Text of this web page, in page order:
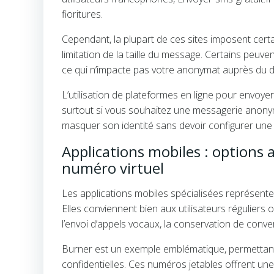
fioritures.
Cependant, la plupart de ces sites imposent
limitation de la taille du message. Certains
ce qui n’impacte pas votre anonymat auprès du
L’utilisation de plateformes en ligne pour
surtout si vous souhaitez une messagerie
masquer son identité sans devoir configurer
Applications mobiles : options
numéro virtuel
Les applications mobiles spécialisées
Elles conviennent bien aux utilisateurs
l’envoi d’appels vocaux, la conservation de
Burner est un exemple emblématique,
confidentielles. Ces numéros jetables offrent